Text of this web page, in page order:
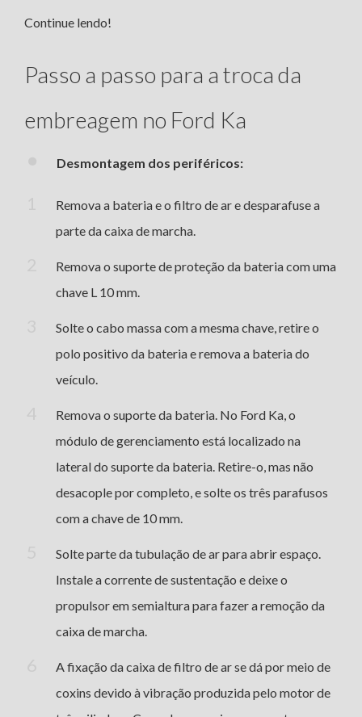
Continue lendo!
Passo a passo para a troca da
embreagem no Ford Ka
Desmontagem dos periféricos:
Remova a bateria e o filtro de ar e desparafuse a
parte da caixa de marcha.
Remova o suporte de proteção da bateria com uma
chave L 10 mm.
Solte o cabo massa com a mesma chave, retire o
polo positivo da bateria e remova a bateria do
veículo.
Remova o suporte da bateria. No Ford Ka, o
módulo de gerenciamento está localizado na
lateral do suporte da bateria. Retire-o, mas não
desacople por completo, e solte os três parafusos
com a chave de 10 mm.
Solte parte da tubulação de ar para abrir espaço.
Instale a corrente de sustentação e deixe o
propulsor em semialtura para fazer a remoção da
caixa de marcha.
A fixação da caixa de filtro de ar se dá por meio de
coxins devido à vibração produzida pelo motor de